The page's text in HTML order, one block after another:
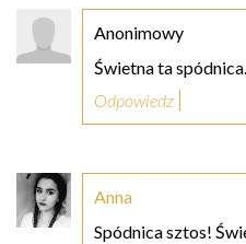
Anonimowy
Świetna ta
Odpowiedz
Anna
Spódnica sztos!